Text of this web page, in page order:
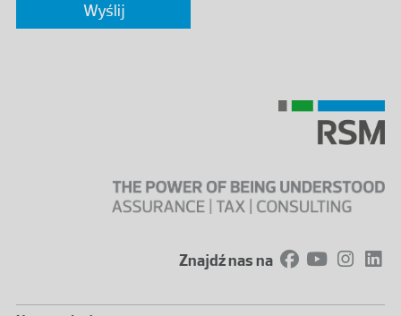
Znajdź nas na